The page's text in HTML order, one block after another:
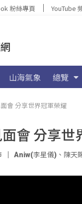
粉絲專頁 YouTube
山海氣象 總覽
會 分享世界冠軍榮耀
會 分享世
Aniw(李星儀) 、 陳天